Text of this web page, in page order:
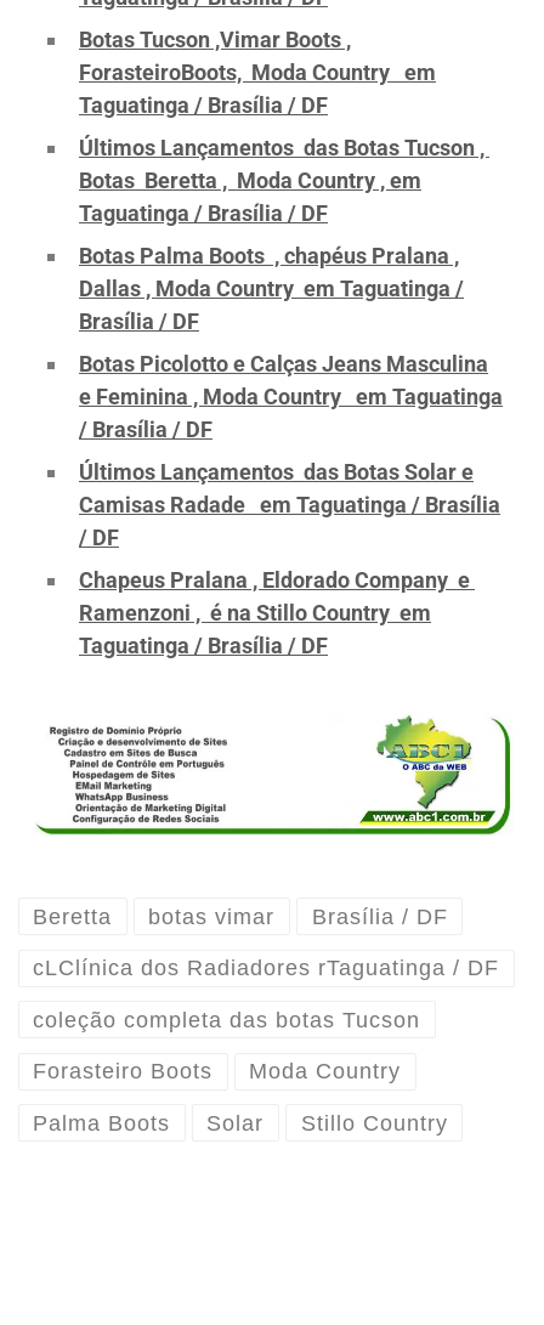
Botas Tucson ,Vimar Boots ,
ForasteiroBoots, Moda Country em
Taguatinga / Brasília / DF
Últimos Lançamentos das Botas Tucson ,
Botas Beretta , Moda Country , em
Taguatinga / Brasília / DF
Botas Palma Boots , chapéus Pralana ,
Dallas , Moda Country em Taguatinga /
Brasília / DF
Botas Picolotto e Calças Jeans Masculina
e Feminina , Moda Country em Taguatinga
/ Brasília / DF
Últimos Lançamentos das Botas Solar e
Camisas Radade em Taguatinga / Brasília
/ DF
Chapeus Pralana , Eldorado Company e
Ramenzoni , é na Stillo Country em
Taguatinga / Brasília / DF
Beretta botas vimar Brasília / DF
cLClínica dos Radiadores rTaguatinga / DF
coleção completa das botas Tucson
Forasteiro Boots Moda Country
Palma Boots Solar Stillo Country